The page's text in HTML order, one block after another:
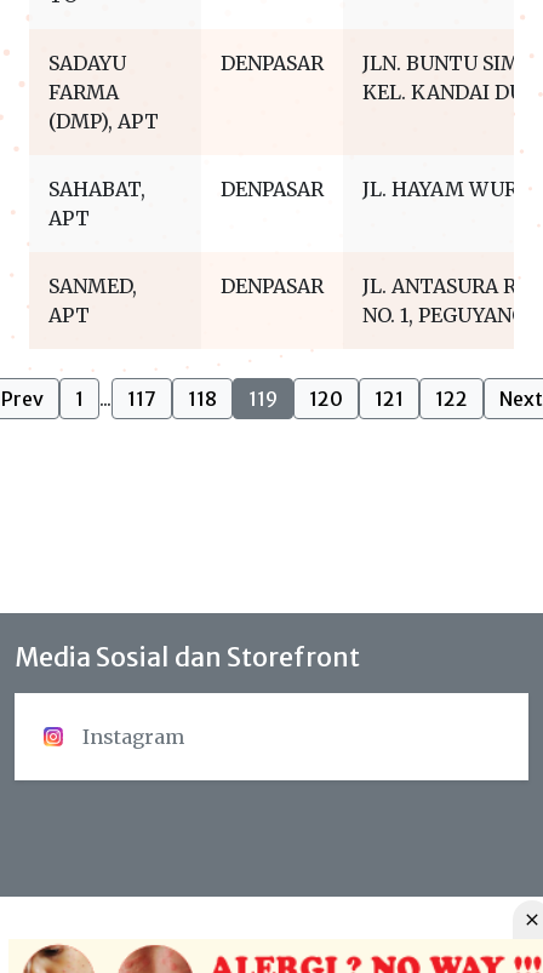
SADAYU
FARMA
(DMP), APT
DENPASAR
JLN. BUNTU
KEL. KANDAI DU
SAHABAT,
APT
DENPASAR JL. HAYAM
SANMED,
APT
DENPASAR
JL. ANTASURA
NO. 1, PEGUYANG
Prev 1 ... 117 118 119 120 121 122 Next
Media Sosial dan Storefront
Instagram
Copyright © 2023 - Prosix